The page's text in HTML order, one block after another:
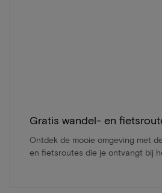
Gratis wandel- en
Ontdek de mooie omgeving met
en fietsroutes die je ontvangt bij